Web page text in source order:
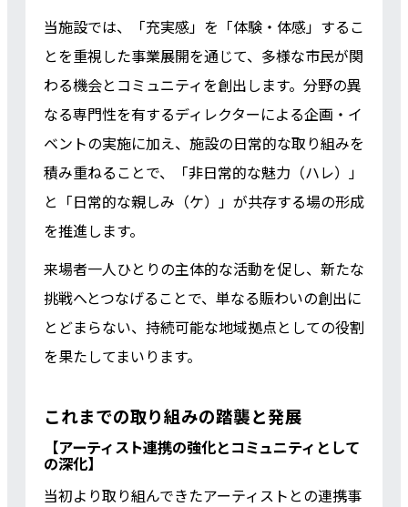
当施設では、「充実感」を「体験・体感」するこ
とを重視した事業展開を通じて、多様な市民が関
わる機会とコミュニティを創出します。分野の異
なる専門性を有するディレクターによる企画・イ
ベントの実施に加え、施設の日常的な取り組みを
積み重ねることで、「非日常的な魅力（ハレ）」
と「日常的な親しみ（ケ）」が共存する場の形成
を推進します。
来場者一人ひとりの主体的な活動を促し、新たな
挑戦へとつなげることで、単なる賑わいの創出に
とどまらない、持続可能な地域拠点としての役割
を果たしてまいります。
これまでの取り組みの踏襲と発展
【アーティスト連携の強化とコミュニティとして
の深化】
当初より取り組んできたアーティストとの連携事